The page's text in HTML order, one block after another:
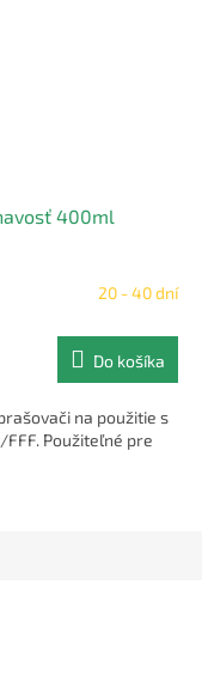
400ml
20 - 40 dní
Do košíka
na použitie s
Použiteľné pre